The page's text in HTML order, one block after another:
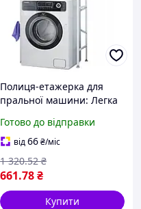
Полиця-етажерка для
пральної машини: Легка
місткість
Готово до відправки
від66₴/міс
661.78₴
1 320.52 ₴
Купити